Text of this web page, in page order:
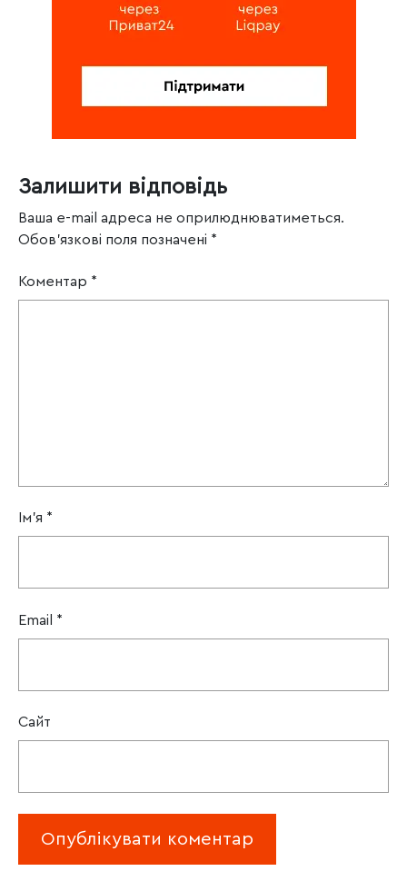
Залишити відповідь
Ваша e-mail адреса не оприлюднюватиметься.
Обов’язкові поля позначені *
Коментар *
Ім'я *
Email *
Сайт